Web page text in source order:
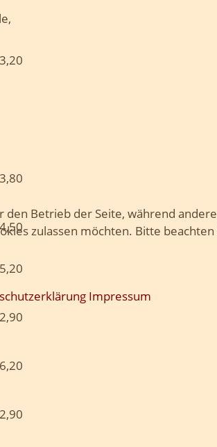
Betrieb der Seite, während
zulassen möchten. Bitte
Impressum